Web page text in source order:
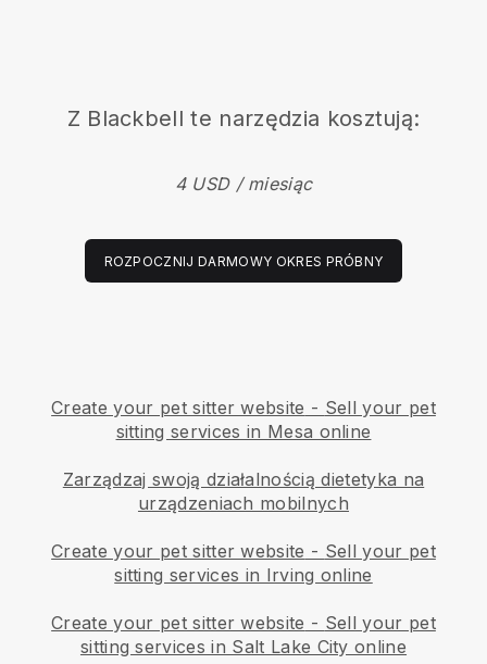
Z Blackbell te narzędzia kosztują:
4 USD / miesiąc
ROZPOCZNIJ DARMOWY OKRES PRÓBNY
Create your pet sitter website - Sell your pet
sitting services in Mesa online
Zarządzaj swoją działalnością dietetyka na
urządzeniach mobilnych
Create your pet sitter website - Sell your pet
sitting services in Irving online
Create your pet sitter website - Sell your pet
sitting services in Salt Lake City online